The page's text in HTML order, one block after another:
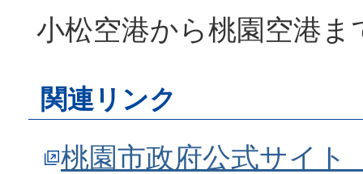
小松空港から桃園空港ま
関連リンク
桃園市政府公式サイト